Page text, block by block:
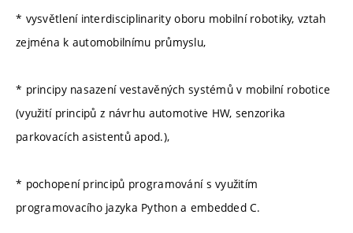
* vysvětlení interdisciplinarity oboru mobilní robotiky, vztah
zejména k automobilnímu průmyslu,
* principy nasazení vestavěných systémů v mobilní robotice
(využití principů z návrhu automotive HW, senzorika
parkovacích asistentů apod.),
* pochopení principů programování s využitím
programovacího jazyka Python a embedded C.